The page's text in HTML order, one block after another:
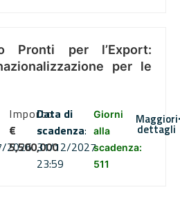
Pronti per l’Export:
per le
2026
Importo
€
5,500,000
Data di
scadenza:
31/12/2027
23:59
Giorni
alla
scadenza:
511
Maggiori
dettagli